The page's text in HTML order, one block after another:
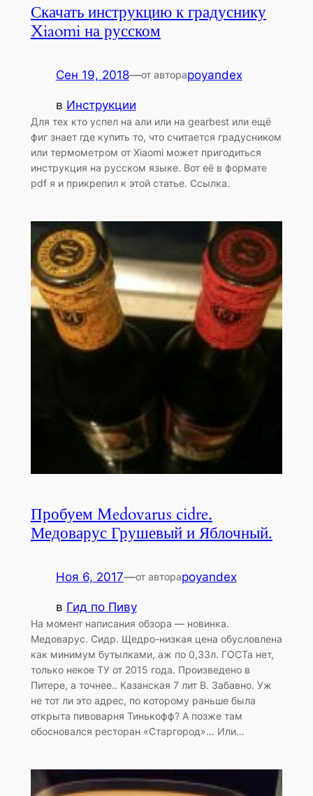
Скачать инструкцию к градуснику
Xiaomi на русском
Сен 19, 2018—от автораpoyandex
в Инструкции
Для тех кто успел на али или на gearbest или ещё
фиг знает где купить то, что считается градусником
или термометром от Xiaomi может пригодиться
инструкция на русском языке. Вот её в формате
pdf я и прикрепил к этой статье. Ссылка.
Пробуем Medovarus cidre.
Медоварус Грушевый и Яблочный.
Ноя 6, 2017—от автораpoyandex
в Гид по Пиву
На момент написания обзора — новинка.
Медоварус. Сидр. Щедро-низкая цена обусловлена
как минимум бутылками, аж по 0,33л. ГОСТа нет,
только некое ТУ от 2015 года. Произведено в
Питере, а точнее.. Казанская 7 лит В. Забавно. Уж
не тот ли это адрес, по которому раньше была
открыта пивоварня Тинькофф? А позже там
обосновался ресторан «Старгород»… Или…